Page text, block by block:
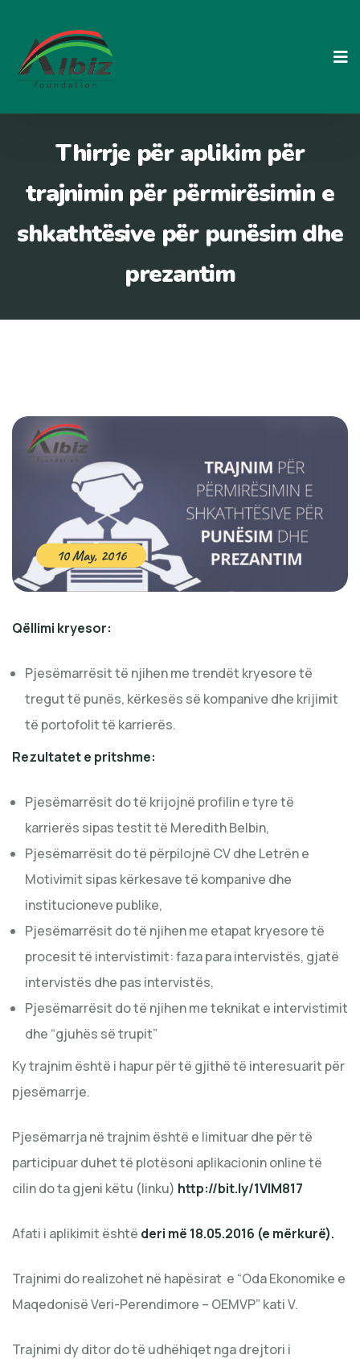
content
Thirrje për aplikim për
trajnimin për përmirësimin e
shkathtësive për punësim dhe
prezantim
10 May, 2016
Qëllimi kryesor:
Pjesëmarrësit të njihen me trendët kryesore të
tregut të punës, kërkesës së kompanive dhe krijimit
të portofolit të karrierës.
Rezultatet e pritshme:
Pjesëmarrësit do të krijojnë profilin e tyre të
karrierës sipas testit të Meredith Belbin,
Pjesëmarrësit do të përpilojnë CV dhe Letrën e
Motivimit sipas kërkesave të kompanive dhe
institucioneve publike,
Pjesëmarrësit do të njihen me etapat kryesore të
procesit të intervistimit: faza para intervistës, gjatë
intervistës dhe pas intervistës,
Pjesëmarrësit do të njihen me teknikat e intervistimit
dhe “gjuhës së trupit”
Ky trajnim është i hapur për të gjithë të interesuarit për
pjesëmarrje.
Pjesëmarrja në trajnim është e limituar dhe për të
participuar duhet të plotësoni aplikacionin online të
cilin do ta gjeni këtu (linku) http://bit.ly/1VlM817
Afati i aplikimit është deri më 18.05.2016 (e mërkurë).
Trajnimi do realizohet në hapësirat e “Oda Ekonomike e
Maqedonisë Veri-Perendimore – OEMVP” kati V.
Trajnimi dy ditor do të udhëhiqet nga drejtori i